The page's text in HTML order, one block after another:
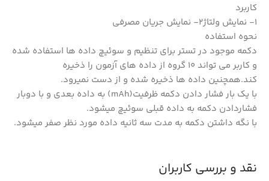
کاربرد
1- نمایش ولتاژ2- نمایش جریان مصرفی
نحوه استفاده
دکمه موجود در تستر برای تنظیم و سوئیچ داده ها استفاده شده
و کاربر می تواند 10 گروه از داده های آزمون را ذخیره
کند.همچنین داده ها ذخیره شده و از دست نمیرود.
با یک بار فشار دادن دکمه ظرفیت(mAh) به داده بعدی و با دوبار
فشاردادن دکمه به داده قبلی سوئیچ میشود.
با نگه داشتن دکمه به مدت سه ثانیه داده مورد نظر صفر میشود.
نقد و بررسی کاربران